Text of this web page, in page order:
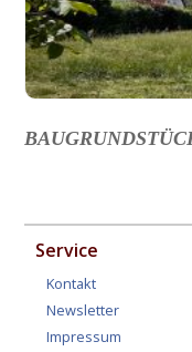
Service
Kontakt
Newsletter
Impressum